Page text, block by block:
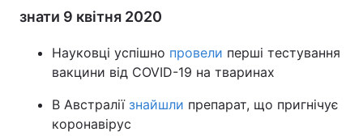
знати 9 квітня 2020
Науковці успішно провели перші тестування
вакцини від СOVID-19 на тваринах
В Австралії знайшли препарат, що пригнічує
коронавірус